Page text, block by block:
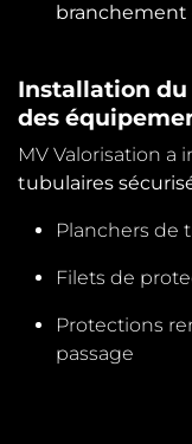
branchement
Installation
des
MV Valorisation a
tubulaires
Planchers de
Filets de
Protections
passage